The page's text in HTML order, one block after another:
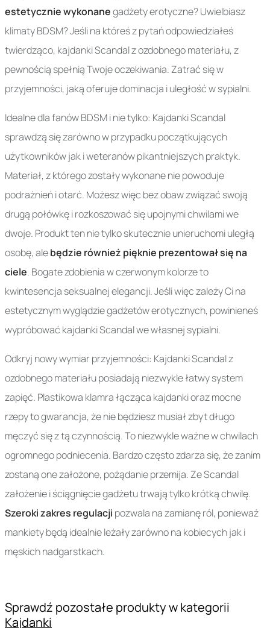
estetycznie wykonanegadżety erotyczne? Uwielbiasz
klimaty BDSM? Jeśli na któreś z pytań odpowiedziałeś
twierdząco, kajdanki Scandal z ozdobnego materiału, z
pewnością spełnią Twoje oczekiwania. Zatrać się w
przyjemności, jaką oferuje dominacja i uległość w sypialni.
Idealne dla fanów BDSM i nie tylko: Kajdanki Scandal
sprawdzą się zarówno w przypadku początkujących
użytkowników jak i weteranów pikantniejszych praktyk.
Materiał, z którego zostały wykonane nie powoduje
podrażnień i otarć. Możesz więc bez obaw związać swoją
drugą połówkę i rozkoszować się upojnymi chwilami we
dwoje. Produkt ten nie tylko skutecznie unieruchomi uległą
osobę, alebędzie również pięknie prezentował się na
ciele. Bogate zdobienia w czerwonym kolorze to
kwintesencja seksualnej elegancji. Jeśli więc zależy Ci na
estetycznym wyglądzie gadżetów erotycznych, powinieneś
wypróbować kajdanki Scandal we własnej sypialni.
Odkryj nowy wymiar przyjemności: Kajdanki Scandal z
ozdobnego materiału posiadają niezwykle łatwy system
zapięć. Plastikowa klamra łącząca kajdanki oraz mocne
rzepy to gwarancja, że nie będziesz musiał zbyt długo
męczyć się z tą czynnością. To niezwykle ważne w chwilach
ogromnego podniecenia. Bardzo często zdarza się, że zanim
zostaną one założone, pożądanie przemija. Ze Scandal
założenie i ściągnięcie gadżetu trwają tylko krótką chwilę.
Szeroki zakres regulacji pozwala na zamianę ról, ponieważ
mankiety będą idealnie leżały zarówno na kobiecych jak i
męskich nadgarstkach.
Sprawdź pozostałe produkty w kategorii
Kajdanki